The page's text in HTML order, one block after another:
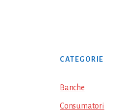
Primary
Sidebar
CATEGORIE
Banche
Consumatori